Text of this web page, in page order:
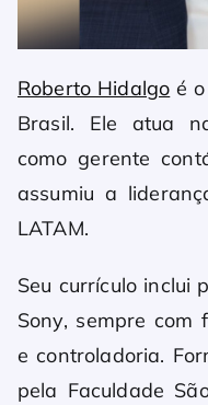
Roberto Hidalgo é
Brasil. Ele atua
como gerente
assumiu a
LATAM.
Seu currículo inclui
Sony, sempre com
e controladoria.
pela Faculdade